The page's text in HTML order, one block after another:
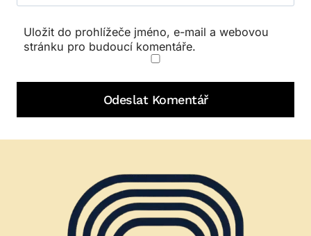
Uložit do prohlížeče jméno, e-mail a webovou
stránku pro budoucí komentáře.